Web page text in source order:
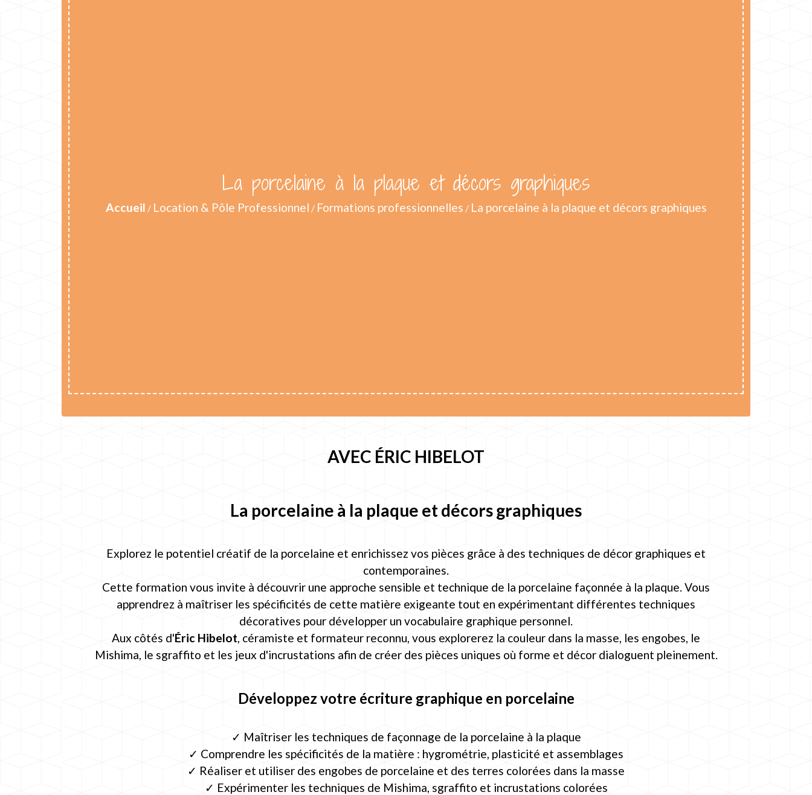
La porcelaine à la plaque et décors graphiques
Accueil / Location & Pôle Professionnel / Formations professionnelles / La porcelaine à la plaque et décors graphiques
AVEC ÉRIC HIBELOT
La porcelaine à la plaque et décors graphiques
Explorez le potentiel créatif de la porcelaine et enrichissez vos pièces grâce à des techniques de décor graphiques et
contemporaines.
Cette formation vous invite à découvrir une approche sensible et technique de la porcelaine façonnée à la plaque. Vous
apprendrez à maîtriser les spécificités de cette matière exigeante tout en expérimentant différentes techniques
décoratives pour développer un vocabulaire graphique personnel.
Aux côtés d'Éric Hibelot, céramiste et formateur reconnu, vous explorerez la couleur dans la masse, les engobes, le
Mishima, le sgraffito et les jeux d'incrustations afin de créer des pièces uniques où forme et décor dialoguent pleinement.
Développez votre écriture graphique en porcelaine
✓ Maîtriser les techniques de façonnage de la porcelaine à la plaque
✓ Comprendre les spécificités de la matière : hygrométrie, plasticité et assemblages
✓ Réaliser et utiliser des engobes de porcelaine et des terres colorées dans la masse
✓ Expérimenter les techniques de Mishima, sgraffito et incrustations colorées